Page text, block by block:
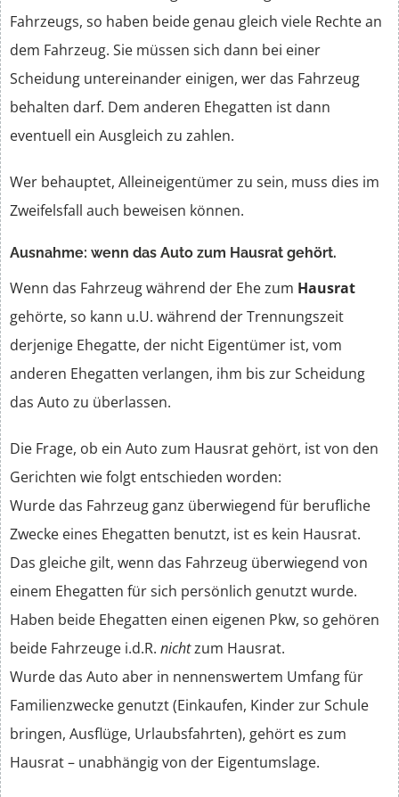
Fahrzeugs, so haben beide genau gleich viele Rechte an
dem Fahrzeug. Sie müssen sich dann bei einer
Scheidung untereinander einigen, wer das Fahrzeug
behalten darf. Dem anderen Ehegatten ist dann
eventuell ein Ausgleich zu zahlen.
Wer behauptet, Alleineigentümer zu sein, muss dies im
Zweifelsfall auch beweisen können.
Ausnahme: wenn das Auto zum Hausrat gehört.
Wenn das Fahrzeug während der Ehe zum Hausrat
gehörte, so kann u.U. während der Trennungszeit
derjenige Ehegatte, der nicht Eigentümer ist, vom
anderen Ehegatten verlangen, ihm bis zur Scheidung
das Auto zu überlassen.
Die Frage, ob ein Auto zum Hausrat gehört, ist von den
Gerichten wie folgt entschieden worden:
Wurde das Fahrzeug ganz überwiegend für berufliche
Zwecke eines Ehegatten benutzt, ist es kein Hausrat.
Das gleiche gilt, wenn das Fahrzeug überwiegend von
einem Ehegatten für sich persönlich genutzt wurde.
Haben beide Ehegatten einen eigenen Pkw, so gehören
beide Fahrzeuge i.d.R. nichtzum Hausrat.
Wurde das Auto aber in nennenswertem Umfang für
Familienzwecke genutzt (Einkaufen, Kinder zur Schule
bringen, Ausflüge, Urlaubsfahrten), gehört es zum
Hausrat – unabhängig von der Eigentumslage.